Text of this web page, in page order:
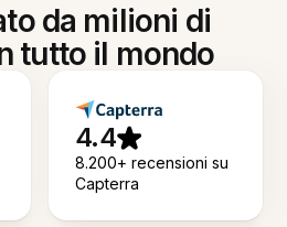
da milioni di
tutto il mondo
4.4
8.200+ recensioni su
Capterra